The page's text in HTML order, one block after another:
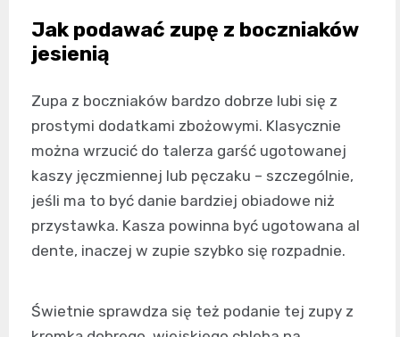
Jak podawać zupę z boczniaków
jesienią
Zupa z boczniaków bardzo dobrze lubi się z
prostymi dodatkami zbożowymi. Klasycznie
można wrzucić do talerza garść ugotowanej
kaszy jęczmiennej lub pęczaku – szczególnie,
jeśli ma to być danie bardziej obiadowe niż
przystawka. Kasza powinna być ugotowana al
dente, inaczej w zupie szybko się rozpadnie.
Świetnie sprawdza się też podanie tej zupy z